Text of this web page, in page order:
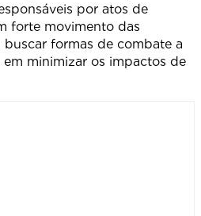
por atos de
forte movimento das
buscar formas de combate a
minimizar os impactos de